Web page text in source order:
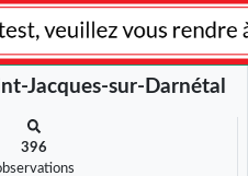
Jacques-sur-Darnétal
396